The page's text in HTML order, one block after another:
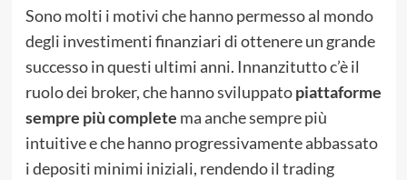
Sono molti i motivi che hanno permesso al mondo
degli investimenti finanziari di ottenere un grande
successo in questi ultimi anni. Innanzitutto c’è il
ruolo dei broker, che hanno sviluppatopiattaforme
sempre più complete ma anche sempre più
intuitive e che hanno progressivamente abbassato
i depositi minimi iniziali, rendendo il trading